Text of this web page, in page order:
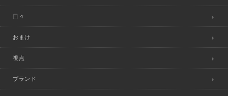
日々
おまけ
視点
ブランド